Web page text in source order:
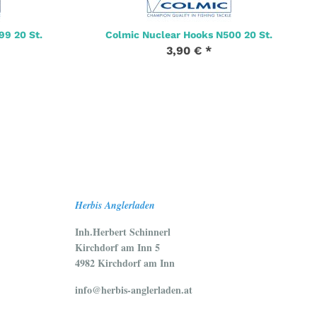
20 St. Colmic Nuclear Hooks N500 20 St.
3,90 € *
Herbis Anglerladen
Inh.Herbert Schinnerl
Kirchdorf am Inn 5
4982 Kirchdorf am Inn
info@herbis-anglerladen.at